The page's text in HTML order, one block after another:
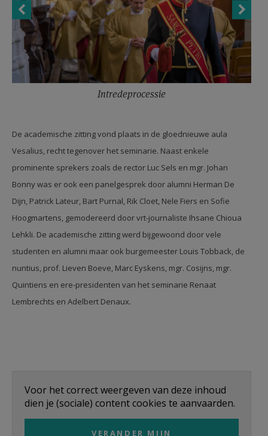
Intredeprocessie
De academische zitting vond plaats in de gloednieuwe aula
Vesalius, recht tegenover het seminarie. Naast enkele
prominente sprekers zoals de rector Luc Sels en mgr. Johan
Bonny was er ook een panelgesprek door alumni Herman De
Dijn, Patrick Lateur, Bart Purnal, Rik Cloet, Nele Fiers en Sofie
Hoogmartens, gemodereerd door vrt-journaliste Ihsane Chioua
Lehkli. De academische zitting werd bijgewoond door vele
studenten en alumni maar ook burgemeester Louis Tobback, de
nuntius, prof. Lieven Boeve, Marc Eyskens, mgr. Cosijns, mgr.
Quintiens en ere-presidenten van het seminarie Renaat
Lembrechts en Adelbert Denaux.
Voor het correct weergeven van deze inhoud
dien je (sociale) content cookies te aanvaarden.
VERANDER MIJN